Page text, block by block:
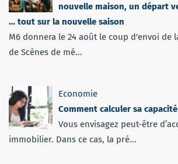
nouvelle maison, un départ
… tout sur la nouvelle saison
M6 donnera le 24 août le coup d'envoi de
de Scènes de mé...
Economie
Comment calculer sa
Vous envisagez peut-être
immobilier. Dans ce cas, la pré...